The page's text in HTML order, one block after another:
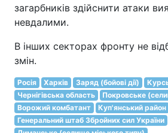
загарбників здійснити атаки
невдалими.
В інших секторах фронту не
змін.
Росія Харків Заряд (бойові дії)
Чернігівська область
Покровське
Ворожий комбатант
Куп'янський район
Генеральний штаб Збройних сил України